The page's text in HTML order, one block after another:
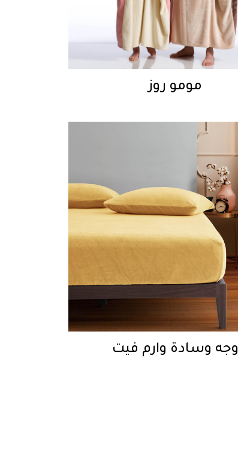
مومو روز
وجه وسادة وارم فيت